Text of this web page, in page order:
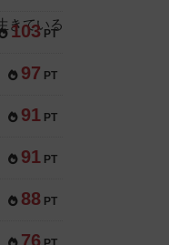
103 PT
97 PT
91 PT
91 PT
88 PT
76